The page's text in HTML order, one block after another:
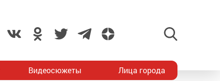
Видеосюжеты Лица города